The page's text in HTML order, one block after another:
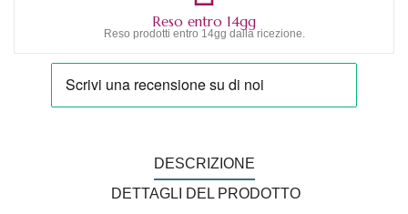
Reso entro 14gg
Reso prodotti entro 14gg dalla ricezione.
DESCRIZIONE
DETTAGLI DEL PRODOTTO